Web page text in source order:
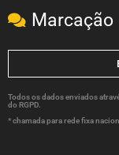
Marcação
Todos os dados enviados
do RGPD.
* chamada para rede fixa